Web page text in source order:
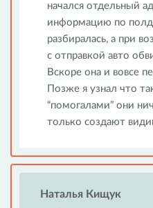
начался отдельный
информацию по
разбиралась, а при
с отправкой авто
Вскоре она и вовсе
Позже я узнал что
“помогалами” они
только создают
Наталья Кищук